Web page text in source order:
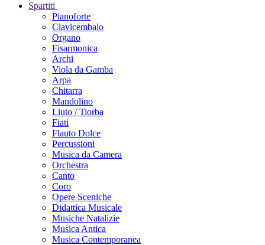
Spartiti
Pianoforte
Clavicembalo
Organo
Fisarmonica
Archi
Viola da Gamba
Arpa
Chitarra
Mandolino
Liuto / Tiorba
Fiati
Flauto Dolce
Percussioni
Musica da Camera
Orchestra
Canto
Coro
Opere Sceniche
Didattica Musicale
Musiche Natalizie
Musica Antica
Musica Contemporanea